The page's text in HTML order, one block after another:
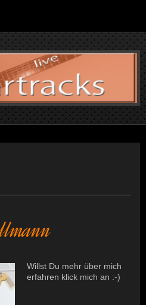
Willst Du mehr über mich
erfahren klick mich an :-)